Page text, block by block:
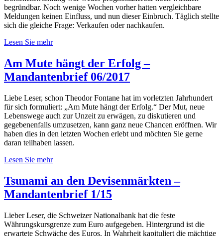
begründbar. Noch wenige Wochen vorher hatten vergleichbare
Meldungen keinen Einfluss, und nun dieser Einbruch. Täglich stellte
sich die gleiche Frage: Verkaufen oder nachkaufen.
Lesen Sie mehr
Am Mute hängt der Erfolg –
Mandantenbrief 06/2017
Liebe Leser, schon Theodor Fontane hat im vorletzten Jahrhundert
für sich formuliert: „Am Mute hängt der Erfolg.“ Der Mut, neue
Lebenswege auch zur Unzeit zu erwägen, zu diskutieren und
gegebenenfalls umzusetzen, kann ganz neue Chancen eröffnen. Wir
haben dies in den letzten Wochen erlebt und möchten Sie gerne
daran teilhaben lassen.
Lesen Sie mehr
Tsunami an den Devisenmärkten –
Mandantenbrief 1/15
Lieber Leser, die Schweizer Nationalbank hat die feste
Währungskursgrenze zum Euro aufgegeben. Hintergrund ist die
erwartete Schwäche des Euros. In Wahrheit kapituliert die mächtige